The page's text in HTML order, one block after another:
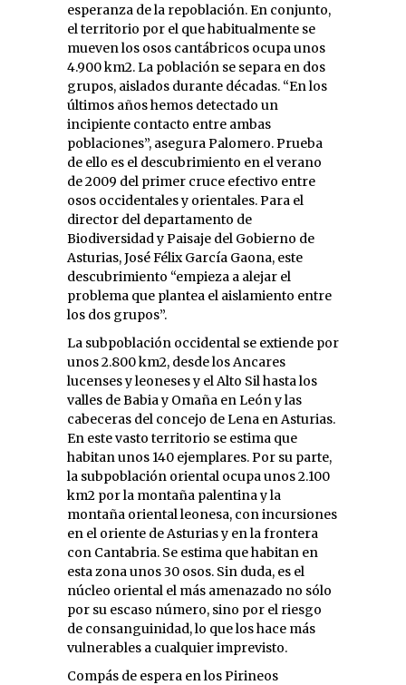
esperanza de la repoblación. En conjunto,
el territorio por el que habitualmente se
mueven los osos cantábricos ocupa unos
4.900 km2. La población se separa en dos
grupos, aislados durante décadas. “En los
últimos años hemos detectado un
incipiente contacto entre ambas
poblaciones”, asegura Palomero. Prueba
de ello es el descubrimiento en el verano
de 2009 del primer cruce efectivo entre
osos occidentales y orientales. Para el
director del departamento de
Biodiversidad y Paisaje del Gobierno de
Asturias, José Félix García Gaona, este
descubrimiento “empieza a alejar el
problema que plantea el aislamiento entre
los dos grupos”.
La subpoblación occidental se extiende por
unos 2.800 km2, desde los Ancares
lucenses y leoneses y el Alto Sil hasta los
valles de Babia y Omaña en León y las
cabeceras del concejo de Lena en Asturias.
En este vasto territorio se estima que
habitan unos 140 ejemplares. Por su parte,
la subpoblación oriental ocupa unos 2.100
km2 por la montaña palentina y la
montaña oriental leonesa, con incursiones
en el oriente de Asturias y en la frontera
con Cantabria. Se estima que habitan en
esta zona unos 30 osos. Sin duda, es el
núcleo oriental el más amenazado no sólo
por su escaso número, sino por el riesgo
de consanguinidad, lo que los hace más
vulnerables a cualquier imprevisto.
Compás de espera en los Pirineos